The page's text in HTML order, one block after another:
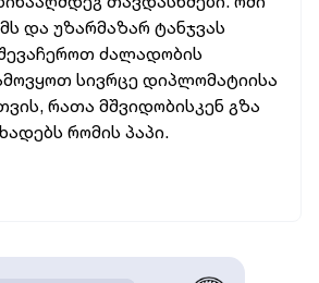
და უზარმაზარ ტანჯვას
ძალადობის
სივრცე დიპლომატიისა
რათა მშვიდობისკენ გზა
რომის პაპი.